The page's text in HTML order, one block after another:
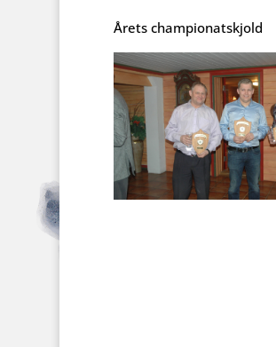
Årets championatskjold